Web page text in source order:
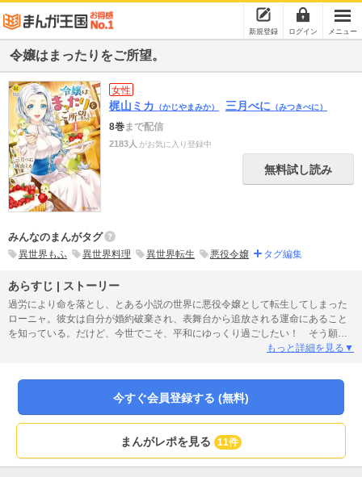
新規登録 ログイン メニュー
令嬢はまったりをご所望。
女性
梶山ミカ （かじやまみか） 三月べに （みつきべに）
8巻まで配信
2183人 がお気に入り登録中
無料試し読み
みんなのまんがタグ
異世界もふ 異世界料理 異世界転生 悪役令嬢 タグ編集
あらすじ | ストーリー
過労により命を落とし、とある小説の世界に悪役令嬢として転生してしまった
ローニャ。彼女は自分が婚約破棄され、表舞台から追放される運命にあること
を知っている。だけど、今世でこそ、平和にゆっくり過ごしたい！ そう願っ
たローニャは、小説通り追放されたあと、ロトと呼ばれるちび妖精達の力を借
もっと詳細を見る▼
今すぐ会員登録する (無料)
まんがレポを見る 11件